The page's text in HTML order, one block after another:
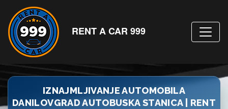
RENT A CAR 999
IZNAJMLJIVANJE AUTOMOBILA
DANILOVGRAD AUTOBUSKA STANICA | RENT